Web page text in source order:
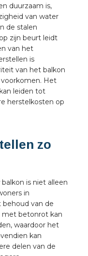
duurzaam is,
van water
de stalen
zijn beurt leidt
van het
is
van het balkon
Het
leiden tot
herstelkosten op
zo
is niet alleen
in
behoud van de
met betonrot kan
waardoor het
kan
delen van de